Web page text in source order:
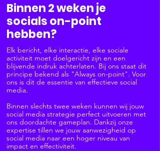
Binnen 2 weken je
socials on-point
hebben?
Elk bericht, elke interactie, elke sociale
activiteit moet doelgericht zijn en een
blijvende indruk achterlaten. Bij ons staat dit
principe bekend als "Always on-point". Voor
ons is dit de essentie van effectieve social
media.
Binnen slechts twee weken kunnen wij jouw
social media strategie perfect uitvoeren met
ons doordachte gameplan. Dankzij onze
expertise tillen we jouw aanwezigheid op
social media naar een hoger niveau van
impact en effectiviteit.